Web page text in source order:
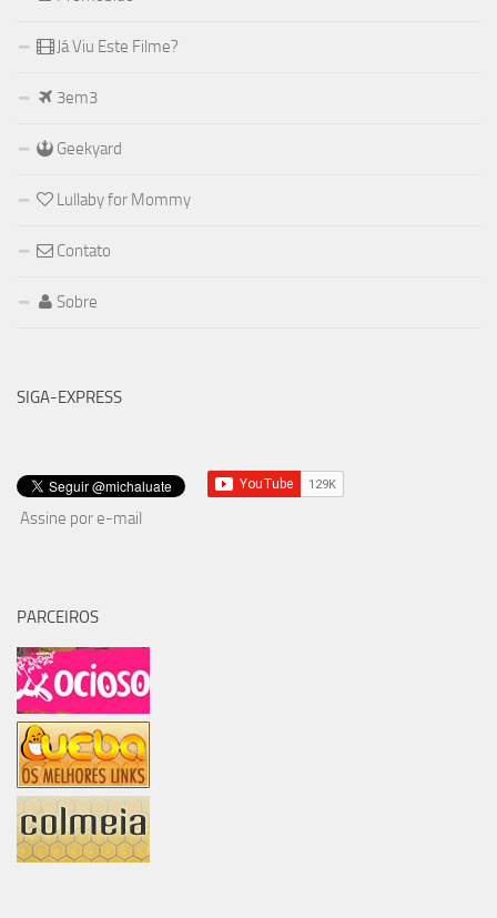
Já Viu Este Filme?
3em3
Geekyard
Lullaby for Mommy
Contato
Sobre
SIGA-EXPRESS
Assine por e-mail
PARCEIROS